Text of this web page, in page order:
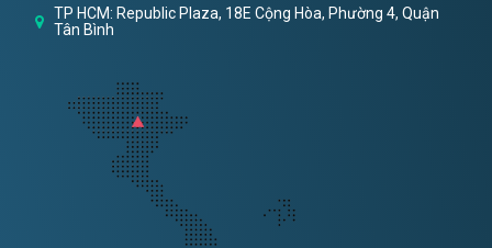
TP HCM: Republic Plaza, 18E Cộng Hòa, Phường 4, Quận
Tân Bình